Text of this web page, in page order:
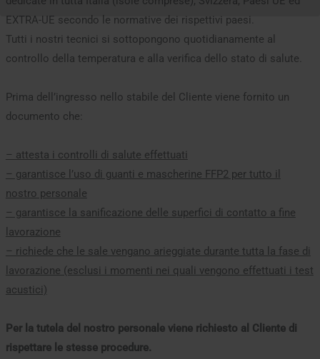
EXTRA-UE secondo le normative dei rispettivi paesi.
Tutti i nostri tecnici si sottopongono quotidianamente al
controllo della temperatura e alla verifica dello stato di salute.
Prima dell’ingresso nello stabile del Cliente viene fornito un
documento che:
– attesta i controlli di salute effettuati
– garantisce l’uso di guanti e mascherine FFP2 per tutto il
nostro personale
– garantisce la sanificazione delle superfici di contatto a fine
lavorazione
– richiede che le sale vengano arieggiate durante tutta la fase di
lavorazione (esclusi i momenti nei quali vengono effettuati i test
acustici)
Per la tutela del nostro personale viene richiesto al Cliente di
rispettare le stesse procedure.